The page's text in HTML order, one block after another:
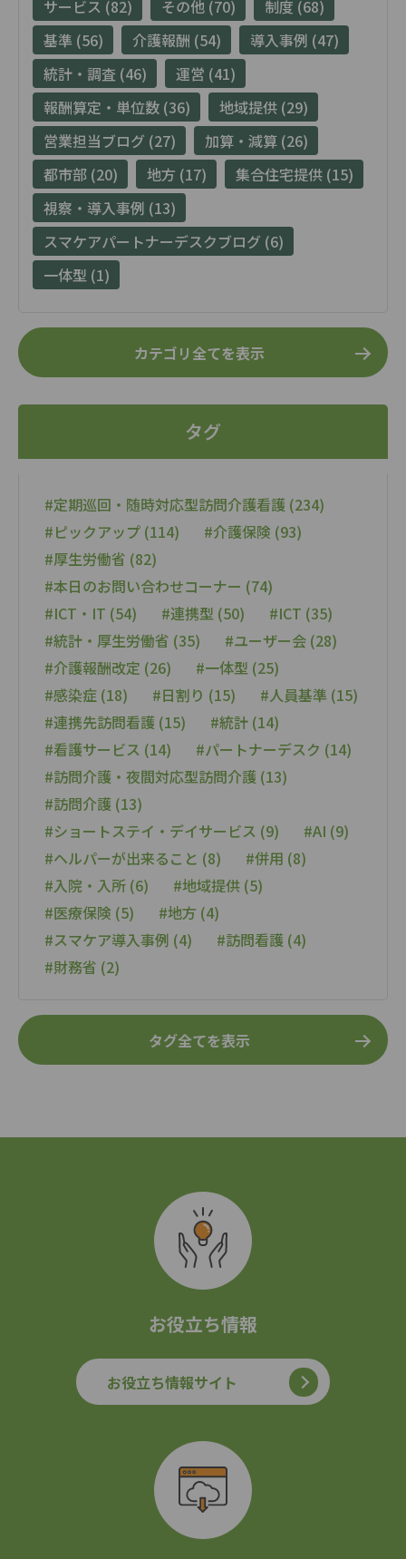
サービス (82) その他 (70)
制度 (68)
基準 (56)
介護報酬 (54)
導入事例 (47)
統計・調査 (46)
運営 (41)
報酬算定・単位数 (36)
地域提供 (29)
営業担当ブログ (27)
加算・減算 (26)
都市部 (20)
地方 (17)
集合住宅提供 (15)
視察・導入事例 (13)
スマケアパートナーデスクブログ (6)
一体型 (1)
カテゴリ全てを表示
タグ
#定期巡回・随時対応型訪問介護看護 (234)
#ピックアップ (114)
#介護保険 (93)
#厚生労働省 (82)
#本日のお問い合わせコーナー (74)
#ICT・IT (54)
#連携型 (50)
#ICT (35)
#統計・厚生労働省 (35)
#ユーザー会 (28)
#介護報酬改定 (26)
#一体型 (25)
#感染症 (18)
#日割り (15)
#人員基準 (15)
#連携先訪問看護 (15)
#統計 (14)
#看護サービス (14)
#パートナーデスク (14)
#訪問介護・夜間対応型訪問介護 (13)
#訪問介護 (13)
#ショートステイ・デイサービス (9)
#AI (9)
#ヘルパーが出来ること (8)
#併用 (8)
#入院・入所 (6)
#地域提供 (5)
#医療保険 (5)
#地方 (4)
#スマケア導入事例 (4)
#訪問看護 (4)
#財務省 (2)
タグ全てを表示
お役立ち情報
お役立ち情報サイト